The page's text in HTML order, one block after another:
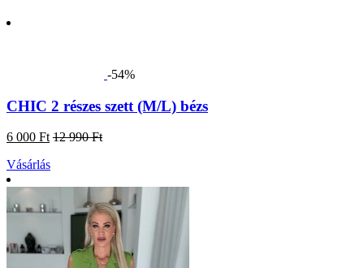
-54%
CHIC 2 részes szett (M/L) bézs
6 000 Ft 12 990 Ft
Vásárlás